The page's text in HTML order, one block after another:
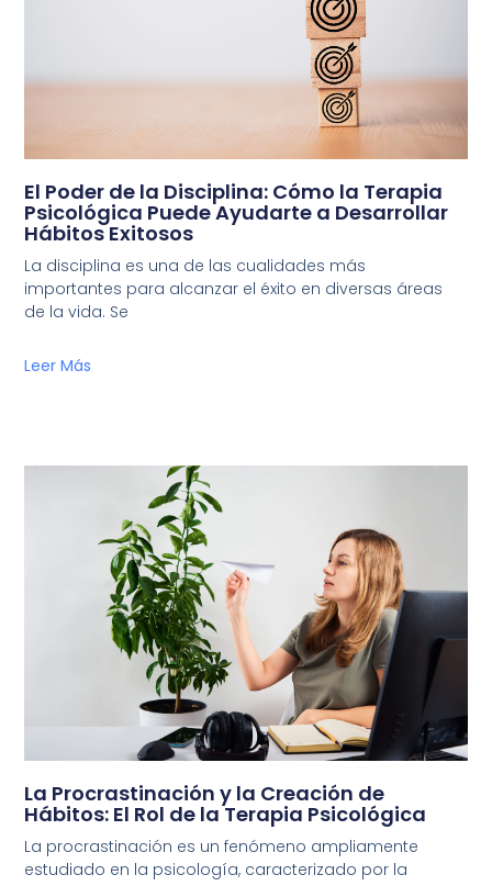
El Poder de la Disciplina: Cómo la Terapia
Psicológica Puede Ayudarte a Desarrollar
Hábitos Exitosos
La disciplina es una de las cualidades más
importantes para alcanzar el éxito en diversas áreas
de la vida. Se
Leer Más
La Procrastinación y la Creación de
Hábitos: El Rol de la Terapia Psicológica
La procrastinación es un fenómeno ampliamente
estudiado en la psicología, caracterizado por la